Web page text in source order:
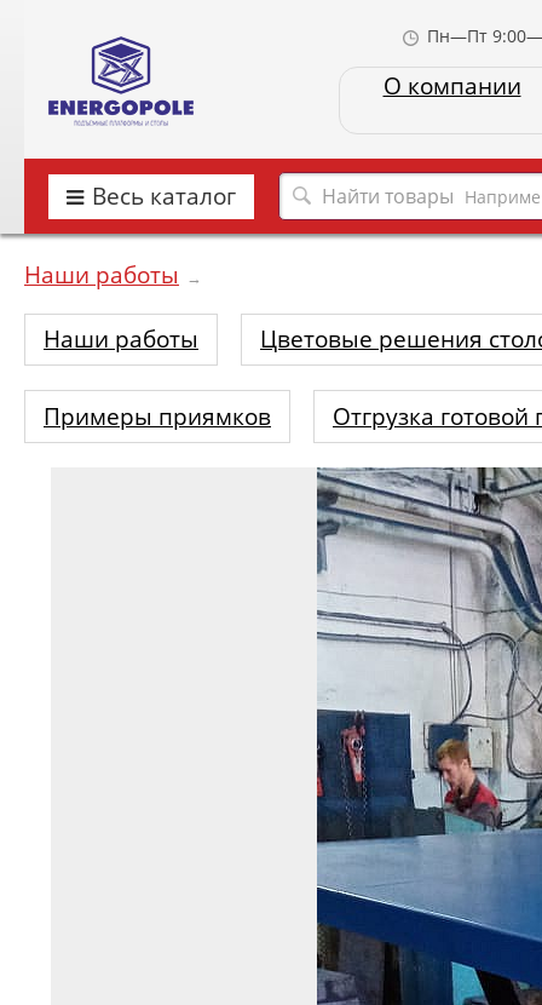
Пн—Пт
О компании
Весь каталог
Наши работы →
Наши работы Цветовые решения
Примеры приямков Отгрузка